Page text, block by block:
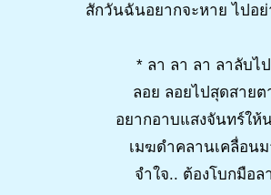
สักวันฉันอยากจะหาย ไปอย่
* ลา ลา ลา ลาลับไป
ลอย ลอยไปสุดสายต
อยากอาบแสงจันทร์ให้
เมฆดำคลานเคลื่อนม
จำใจ.. ต้องโบกมือลา